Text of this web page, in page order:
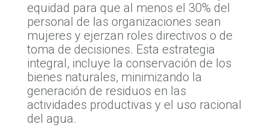
equidad para que al menos el 30% del
personal de las organizaciones sean
mujeres y ejerzan roles directivos o de
toma de decisiones. Esta estrategia
integral, incluye la conservación de los
bienes naturales, minimizando la
generación de residuos en las
actividades productivas y el uso racional
del agua.